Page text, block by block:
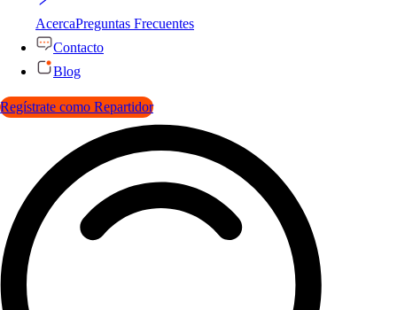
AcercaPreguntas Frecuentes
Contacto
Blog
Regístrate como Repartidor